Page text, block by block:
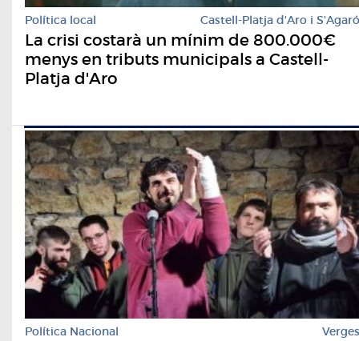
Política local Castell-Platja d'Aro i S'Agaró
La crisi costarà un mínim de 800.000€
menys en tributs municipals a Castell-
Platja d'Aro
Política Nacional Verges